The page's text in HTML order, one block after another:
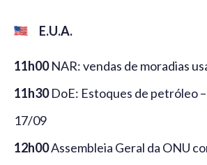
E.U.A.
11h00NAR: vendas de moradias
11h30DoE: Estoques de petróleo
17/09
12h00Assembleia Geral da ONU